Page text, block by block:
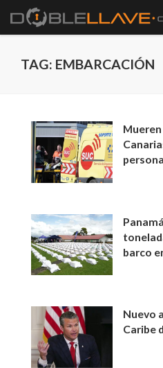
TAG: EMBARCACIÓN
barco
Nuevo
Caribe